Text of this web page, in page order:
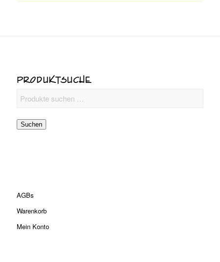
PRODUKTSUCHE
Suchen
AGBs
Warenkorb
Mein Konto